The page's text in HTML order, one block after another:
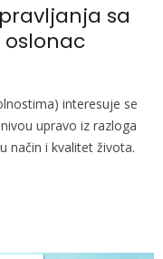
sa
interesuje se
upravo iz razloga
način i kvalitet života.